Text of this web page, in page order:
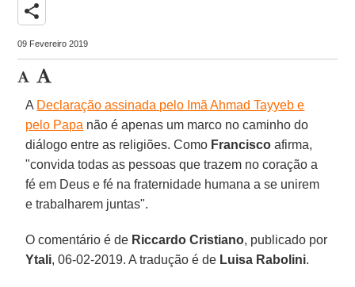
share
09 Fevereiro 2019
A Declaração assinada pelo Imã Ahmad Tayyeb e
pelo Papa não é apenas um marco no caminho do
diálogo entre as religiões. Como Francisco afirma,
"convida todas as pessoas que trazem no coração a
fé em Deus e fé na fraternidade humana a se unirem
e trabalharem juntas".
O comentário é de Riccardo Cristiano, publicado por
Ytali, 06-02-2019. A tradução é de Luisa Rabolini.